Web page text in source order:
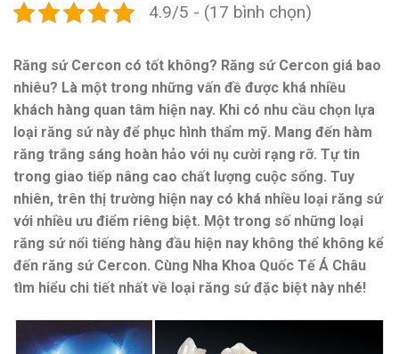
4.9/5 - (17 bình chọn)
Răng sứ Cercon có tốt không? Răng sứ Cercon giá bao
nhiêu? Là một trong những vấn đề được khá nhiều
khách hàng quan tâm hiện nay. Khi có nhu cầu chọn lựa
loại răng sứ này để phục hình thẩm mỹ. Mang đến hàm
răng trắng sáng hoàn hảo với nụ cười rạng rỡ. Tự tin
trong giao tiếp nâng cao chất lượng cuộc sống. Tuy
nhiên, trên thị trường hiện nay có khá nhiều loại răng sứ
với nhiều ưu điểm riêng biệt. Một trong số những loại
răng sứ nổi tiếng hàng đầu hiện nay không thể không kể
đến răng sứ Cercon. Cùng Nha Khoa Quốc Tế Á Châu
tìm hiểu chi tiết nhất về loại răng sứ đặc biệt này nhé!